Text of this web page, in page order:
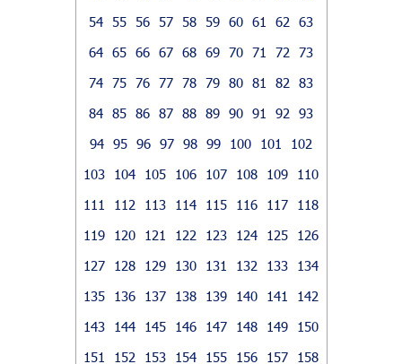
54 55 56 57 58 59 60 61 62
63
64 65 66 67 68 69 70 71 72
73
74 75 76 77 78 79 80 81 82
83
84 85 86 87 88 89 90 91 92
93
94 95 96 97 98 99 100 101
102
103
104 105 106 107 108 109
110
111
112 113 114 115 116 117
118
119
120 121 122 123 124 125
126
127
128 129 130 131 132 133
134
135
136 137 138 139 140 141
142
143
144 145 146 147 148 149
150
151
152 153 154 155 156 157
158